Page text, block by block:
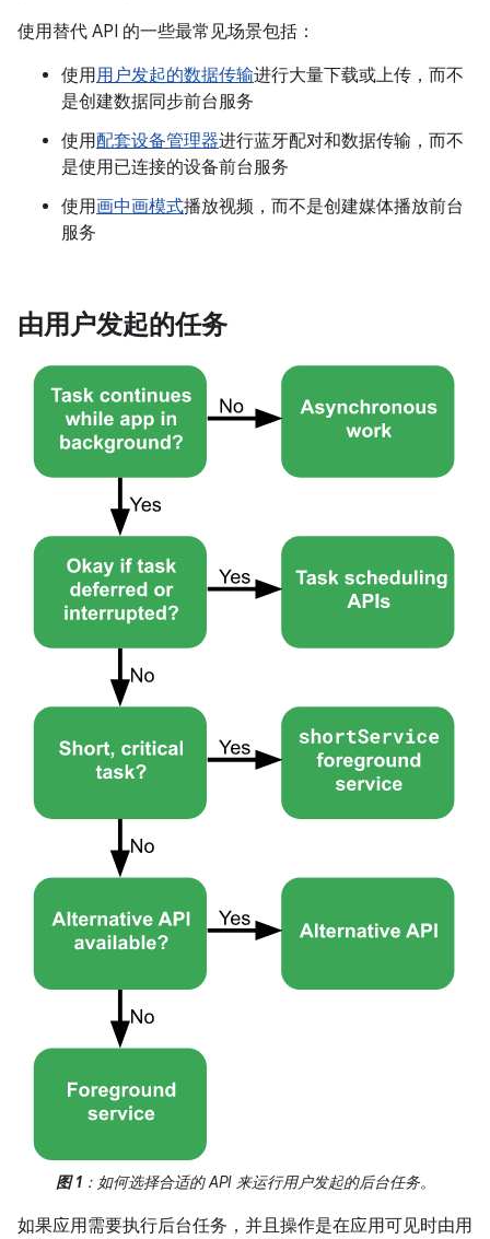
使用替代 API 的一些最常见场景包括：
使用用户发起的数据传输进行大量下载或上传，而不
是创建数据同步前台服务
使用配套设备管理器进行蓝牙配对和数据传输，而不
是使用已连接的设备前台服务
使用画中画模式播放视频，而不是创建媒体播放前台
服务
由用户发起的任务
图 1：如何选择合适的 API 来运行用户发起的后台任务。
如果应用需要执行后台任务，并且操作是在应用可见时由用